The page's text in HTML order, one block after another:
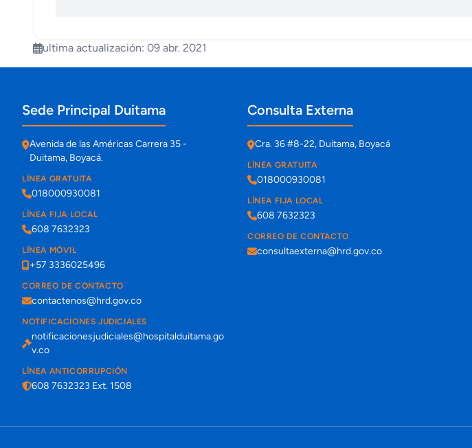
ultima actualización: 09 abr. 2021
Información de contacto y sedes
Sede Principal Duitama
Avenida de las Américas Carrera 35 -
Duitama, Boyacá.
LÍNEA GRATUITA
018000930081
LÍNEA FIJA LOCAL
608 7632323
LÍNEA MÓVIL
+57 3336025496
CORREO DE CONTACTO
contactenos@hrd.gov.co
NOTIFICACIONES JUDICIALES
notificacionesjudiciales@hospitalduitama.go
v.co
LÍNEA ANTICORRUPCIÓN
608 7632323 Ext. 1508
Consulta Externa
Cra. 36 #8-22, Duitama, Boyacá
LÍNEA GRATUITA
018000930081
LÍNEA FIJA LOCAL
608 7632323
CORREO DE CONTACTO
consultaexterna@hrd.gov.co